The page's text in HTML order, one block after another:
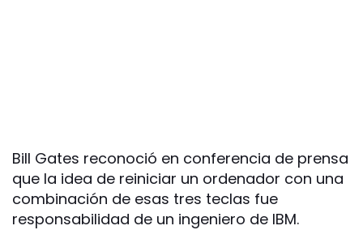
Bill Gates reconoció en conferencia de prensa
que la idea de reiniciar un ordenador con una
combinación de esas tres teclas fue
responsabilidad de un ingeniero de IBM.